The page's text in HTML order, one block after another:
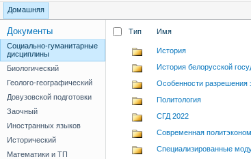
Домашняя
Документы
Социально-гуманитарные
дисциплины
Биологический
Геолого-географический
Довузовской подготовки
Заочный
Иностранных языков
Исторический
Математики и ТП
Тип Имя
История
История белорусской
Особенности разрешения
Политология
СГД 2022
Современная
Специализированные